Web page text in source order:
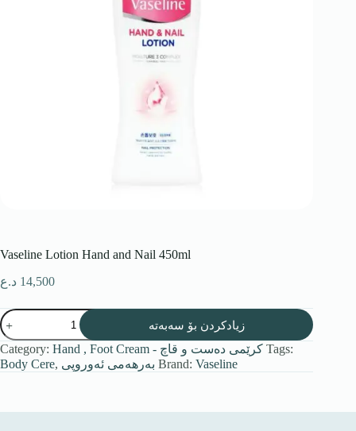
Vaseline Lotion Hand and Nail 450ml
14,500 د.ع
زیادکردن بۆ سەبەتە
Category: Hand , Foot Cream - کرێمی دەست و قاچ Tags:
Body Cere, بەرهەمی ئەوروپی Brand: Vaseline